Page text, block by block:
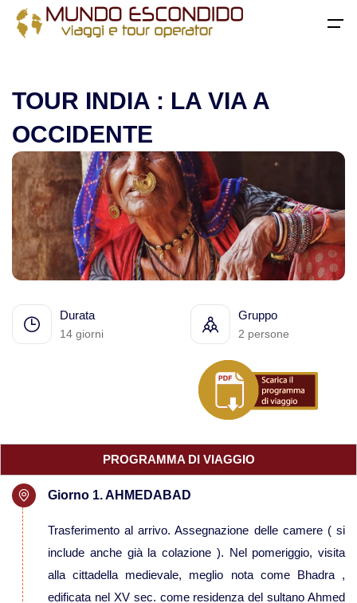
All filters
Menu
Home
Destinazioni
Torna
Africa
Viaggi in Algeria
Viaggi in Egitto
Viaggi in Marocco
Viaggi in Mozambico e Kruger
Viaggi in Uganda
Viaggi di gruppo
Viaggi su misura
Viaggi avventura nuove tendenze
Viaggi safari
Home India> TOUR INDIA : LA VIA A OCCIDENTE
TOUR INDIA : LA VIA A
OCCIDENTE
Durata
14 giorni
Gruppo
2 persone
PROGRAMMA DI VIAGGIO
Giorno 1. AHMEDABAD
Trasferimento al arrivo. Assegnazione delle camere ( si
include anche già la colazione ). Nel pomeriggio, visita
alla cittadella medievale, meglio nota come Bhadra ,
edificata nel XV sec. come residenza del sultano Ahmed